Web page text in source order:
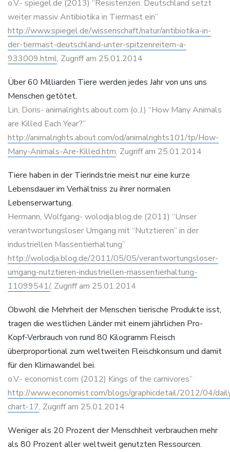
o.V.- spiegel.de (2013) “Resistenzen: Deutschland setzt
weiter massiv Antibiotika in Tiermast ein”
http://www.spiegel.de/wissenschaft/natur/antibiotika-in-
der-tiermast-deutschland-unter-spitzenreitern-a-
933009.html, Zugriff am 25.01.2014
Über 60 Milliarden Tiere werden jedes Jahr von uns uns
Menschen getötet.
Lin, Doris- animalrights.about.com (o.J.) “How Many Animals
are Killed Each Year?”
http://animalrights.about.com/od/animalrights101/tp/How-
Many-Animals-Are-Killed.htm, Zugriff am 25.01.2014
Tiere haben in der Tierindstrie meist nur eine kurze
Lebensdauer im Verhältniss zu ihrer normalen
Lebenserwartung.
Hermann, Wolfgang- wolodja.blog.de (2011) “Unser
verantwortungsloser Umgang mit “Nutztieren” in der
industriellen Massentierhaltung”
http://wolodja.blog.de/2011/05/05/verantwortungsloser-
umgang-nutztieren-industriellen-massentierhaltung-
11099541/, Zugriff am 25.01.2014
Obwohl die Mehrheit der Menschen tierische Produkte isst,
tragen die westlichen Länder mit einem jährlichen Pro-
Kopf-Verbrauch von rund 80 Kilogramm Fleisch
überproportional zum weltweiten Fleischkonsum und damit
für den Klimawandel bei.
o.V.- economist.com (2012) Kings of the carnivores”
http://www.economist.com/blogs/graphicdetail/2012/04/
chart-17, Zugriff am 25.01.2014
Weniger als 20 Prozent der Menschheit verbrauchen mehr
als 80 Prozent aller weltweit genutzten Ressourcen.